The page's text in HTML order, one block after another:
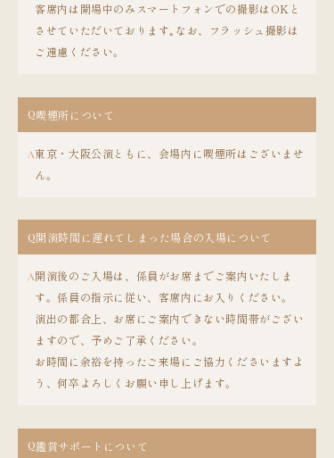
客席内は開場中のみスマートフォンでの撮影はOKと
させていただいております｡なお、フラッシュ撮影は
ご遠慮ください。
Q喫煙所について
A東京・大阪公演ともに、会場内に喫煙所はございませ
ん。
Q開演時間に遅れてしまった場合の入場について
A開演後のご入場は、係員がお席までご案内いたしま
す。係員の指示に従い、客席内にお入りください。
演出の都合上、お席にご案内できない時間帯がござい
ますので、予めご了承ください。
お時間に余裕を持ったご来場にご協力くださいますよ
う、何卒よろしくお願い申し上げます。
Q鑑賞サポートについて